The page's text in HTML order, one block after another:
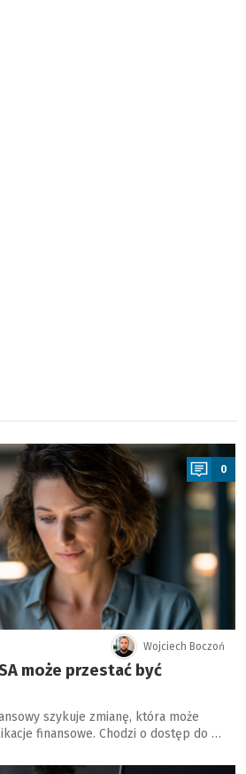
0
Wojciech Boczoń
może przestać być
szykuje zmianę, która może
finansowe. Chodzi o dostęp do …